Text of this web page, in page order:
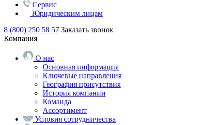
Сервис
Юридическим лицам
8 (800) 250 58 57 Заказать звонок
Компания
О нас
Основная информация
Ключевые направления
География присутствия
История компании
Команда
Ассортимент
Условия сотрудничества